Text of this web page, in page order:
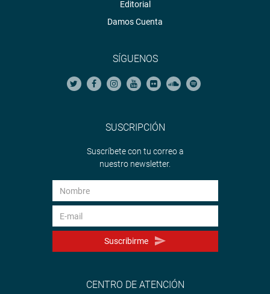
Editorial
Damos Cuenta
SÍGUENOS
SUSCRIPCIÓN
Suscríbete con tu correo a
nuestro newsletter.
Suscribirme
CENTRO DE ATENCIÓN